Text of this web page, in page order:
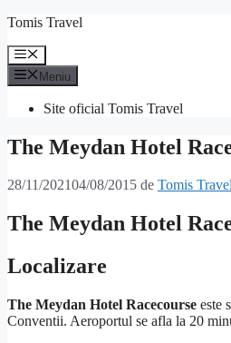
Sari
conținut
Tomis Travel
Meniu
Meniu
Site oficial Tomis Travel
The Meydan Hotel
28/11/202104/08/2015 de Tomis
The Meydan Hotel
Localizare
The Meydan Hotel Racecourse este
Conventii. Aeroportul se afla la 20